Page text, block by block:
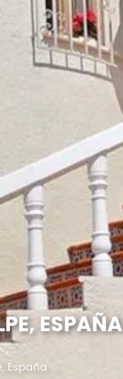
ESPAÑA
España